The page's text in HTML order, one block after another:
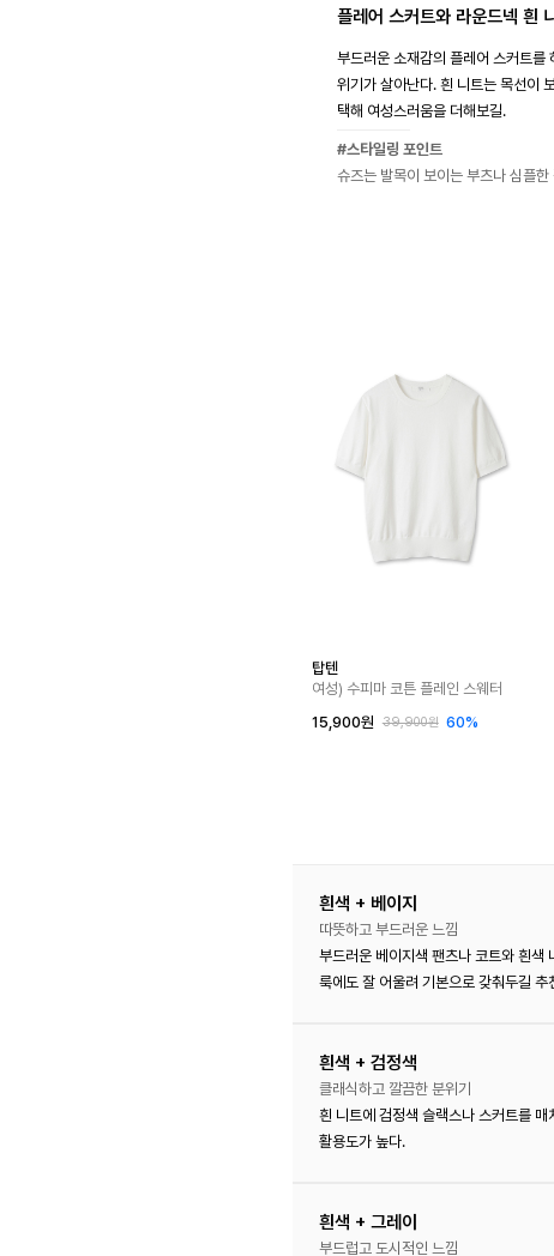
플레어 스커트와 라운드넥 흰
부드러운 소재감의 플레어 스커트를
위기가 살아난다. 흰 니트는 목선이
택해 여성스러움을 더해보길.
#스타일링 포인트
슈즈는 발목이 보이는 부츠나 심플
탑텐
여성) 수피마 코튼 플레인 스웨터
15,900원
39,900원 60%
흰색 + 베이지
따뜻하고 부드러운 느낌
부드러운 베이지색 팬츠나 코트와 흰색
룩에도 잘 어울려 기본으로 갖춰두길 추
흰색 + 검정색
클래식하고 깔끔한 분위기
흰 니트에 검정색 슬랙스나 스커트를
활용도가 높다.
흰색 + 그레이
부드럽고 도시적인 느낌